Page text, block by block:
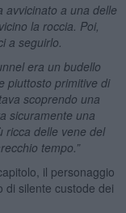
avvicinato a una delle
la roccia. Poi,
a seguirlo.
era un budello
piuttosto primitive di
scoprendo una
sicuramente una
ricca delle vene del
tempo.”
il personaggio
di silente custode dei